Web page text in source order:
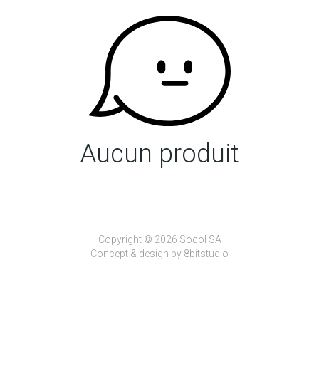
Aucun produit
Copyright © 2026 Socol SA
Concept & design by 8bitstudio